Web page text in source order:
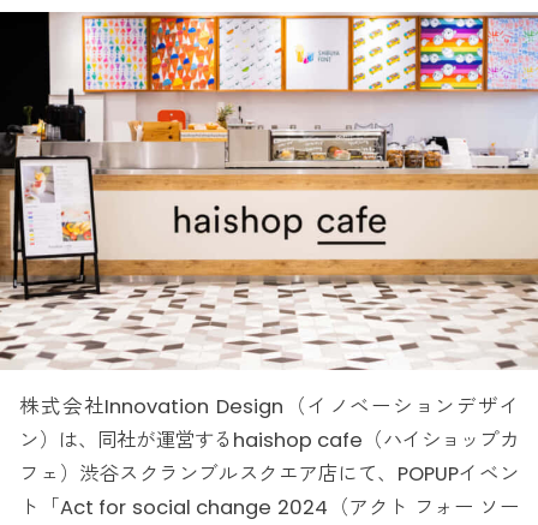
株式会社Innovation Design（イノベーションデザイ
ン）は、同社が運営するhaishop cafe（ハイショップカ
フェ）渋谷スクランブルスクエア店にて、POPUPイベン
ト「Act for social change 2024（アクト フォー ソー